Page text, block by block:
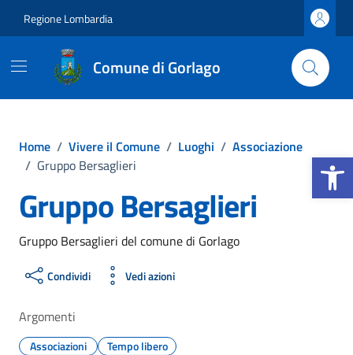
Apri la
Regione Lombardia
Comune di Gorlago
Home / Vivere il Comune / Luoghi / Associazione
/ Gruppo Bersaglieri
Gruppo Bersaglieri
Gruppo Bersaglieri del comune di Gorlago
Condividi Vedi azioni
Argomenti
Associazioni Tempo libero